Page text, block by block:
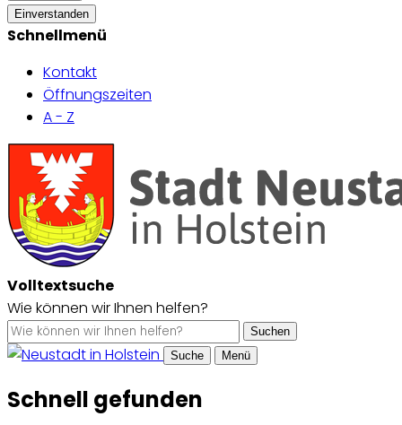
Einverstanden
Schnellmenü
Kontakt
Öffnungszeiten
A - Z
Volltextsuche
Wie können wir Ihnen helfen?
Suchen
Suche
Menü
Schnell gefunden